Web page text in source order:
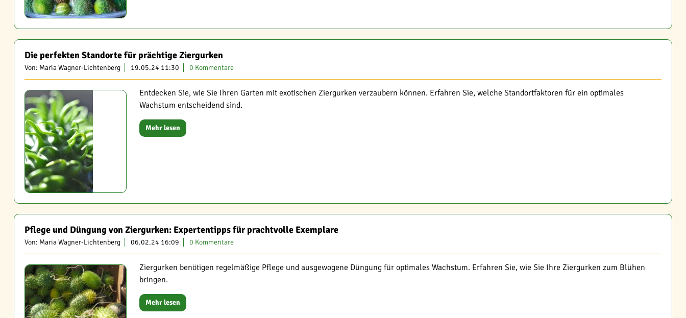
Die perfekten Standorte für prächtige Ziergurken
Von: Maria Wagner-Lichtenberg 19.05.24 11:30 0 Kommentare
Entdecken Sie, wie Sie Ihren Garten mit exotischen Ziergurken verzaubern können. Erfahren Sie, welche Standortfaktoren für ein optimales
Wachstum entscheidend sind.
Mehr lesen
Pflege und Düngung von Ziergurken: Expertentipps für prachtvolle Exemplare
Von: Maria Wagner-Lichtenberg 06.02.24 16:09 0 Kommentare
Ziergurken benötigen regelmäßige Pflege und ausgewogene Düngung für optimales Wachstum. Erfahren Sie, wie Sie Ihre Ziergurken zum Blühen
bringen.
Mehr lesen